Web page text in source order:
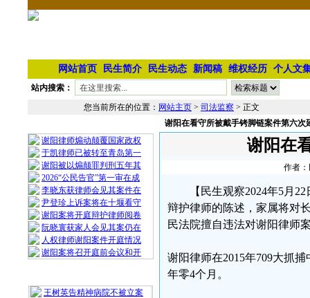
网站首页 民生简介 民生动态 新闻稿 维权经历 个人文
站内搜索：
您当前所在的位置： 网站主页 > 司法监察 > 正文
谢阳律师煽动颠覆国家政权
于凯律师已被转至青岛第一
谢阳被以煽颠罪判刑五年其
2026“公民告官”第一审在成
李晓东获律师会见其案件在
尹登珍上诉案将在十堰看守
谢阳案将开庭辩护律师阅卷
阮晓寰获家人会见其案仍在
人权律师谢阳案件开庭情况
谢阳案将召开庭前会议和开
王树英告精神病院不被立案
谢阳在看守所被戴手铐脚链案件第六次
谢阳在
作者：
【民生观察2024年5月
辩护律师的陈述，家属将对
民法院擅自违法对谢阳律师
谢阳律师在2015年709大抓
年零4个月。